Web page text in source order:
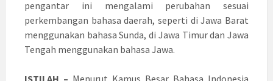
pengantar ini mengalami perubahan sesuai
perkembangan bahasa daerah, seperti di Jawa Barat
menggunakan bahasa Sunda, di Jawa Timur dan Jawa
Tengah menggunakan bahasa Jawa.